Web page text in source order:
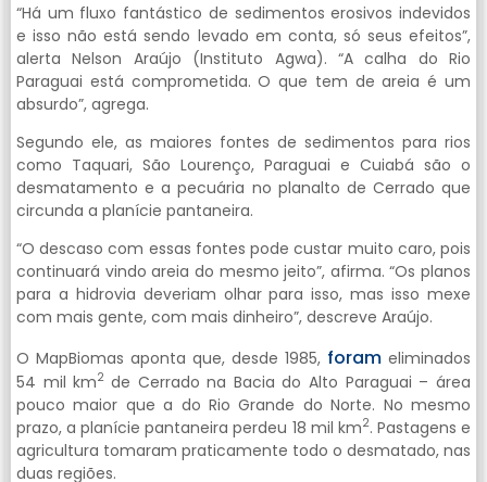
“Há um fluxo fantástico de sedimentos erosivos indevidos
e isso não está sendo levado em conta, só seus efeitos”,
alerta Nelson Araújo (Instituto Agwa). “A calha do Rio
Paraguai está comprometida. O que tem de areia é um
absurdo”, agrega.
Segundo ele, as maiores fontes de sedimentos para rios
como Taquari, São Lourenço, Paraguai e Cuiabá são o
desmatamento e a pecuária no planalto de Cerrado que
circunda a planície pantaneira.
“O descaso com essas fontes pode custar muito caro, pois
continuará vindo areia do mesmo jeito”, afirma. “Os planos
para a hidrovia deveriam olhar para isso, mas isso mexe
com mais gente, com mais dinheiro”, descreve Araújo.
O MapBiomas aponta que, desde 1985, foram eliminados
54 mil km2 de Cerrado na Bacia do Alto Paraguai – área
pouco maior que a do Rio Grande do Norte. No mesmo
prazo, a planície pantaneira perdeu 18 mil km2. Pastagens e
agricultura tomaram praticamente todo o desmatado, nas
duas regiões.